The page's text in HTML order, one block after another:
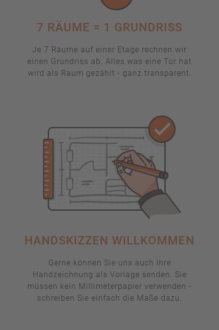
7 RÄUME = 1 GRUNDRISS
Je 7 Räume auf einer Etage rechnen wir
einen Grundriss ab. Alles was eine Tür hat
wird als Raum gezählt - ganz transparent.
HANDSKIZZEN WILLKOMMEN
Gerne können Sie uns auch Ihre
Handzeichnung als Vorlage senden. Sie
müssen kein Millimeterpapier verwenden -
schreiben Sie einfach die Maße dazu.